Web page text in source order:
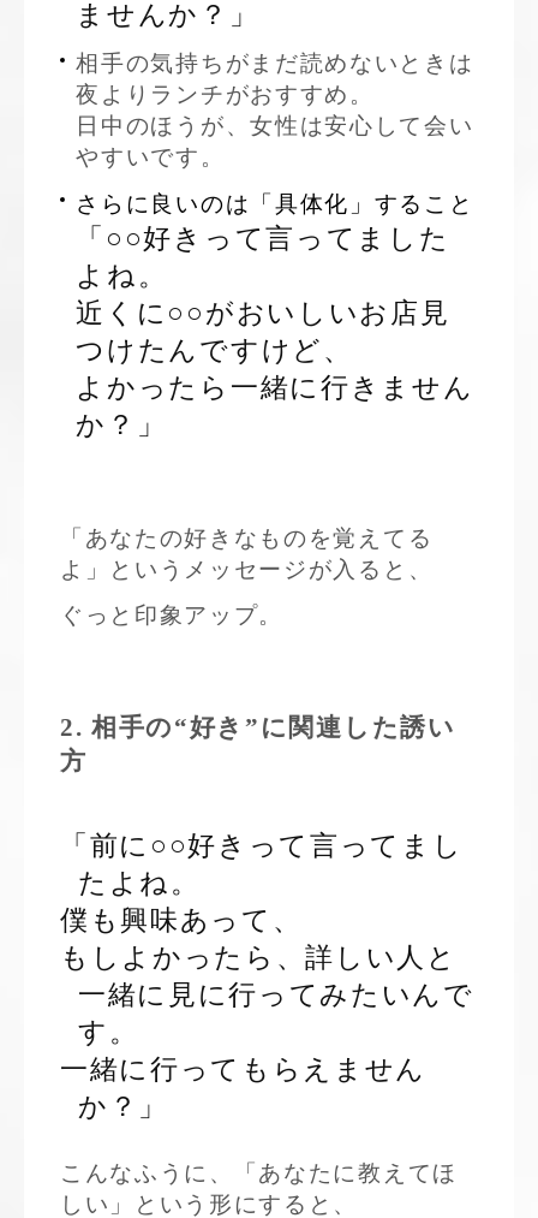
ませんか？」
相手の気持ちがまだ読めないときは
夜よりランチがおすすめ。
日中のほうが、女性は安心して会い
やすいです。
さらに良いのは「具体化」すること
「○○好きって言ってました
よね。
近くに○○がおいしいお店見
つけたんですけど、
よかったら一緒に行きません
か？」
「あなたの好きなものを覚えてる
よ」というメッセージが入ると、
ぐっと印象アップ。
2. 相手の“好き”に関連した誘い
方
「前に○○好きって言ってまし
たよね。
僕も興味あって、
もしよかったら、詳しい人と
一緒に見に行ってみたいんで
す。
一緒に行ってもらえません
か？」
こんなふうに、「あなたに教えてほ
しい」という形にすると、